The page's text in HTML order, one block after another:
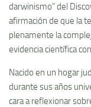
darwinismo” del
afirmación de que la
plenamente la
evidencia científica
Nacido en un hogar
durante sus años
cara a reflexionar